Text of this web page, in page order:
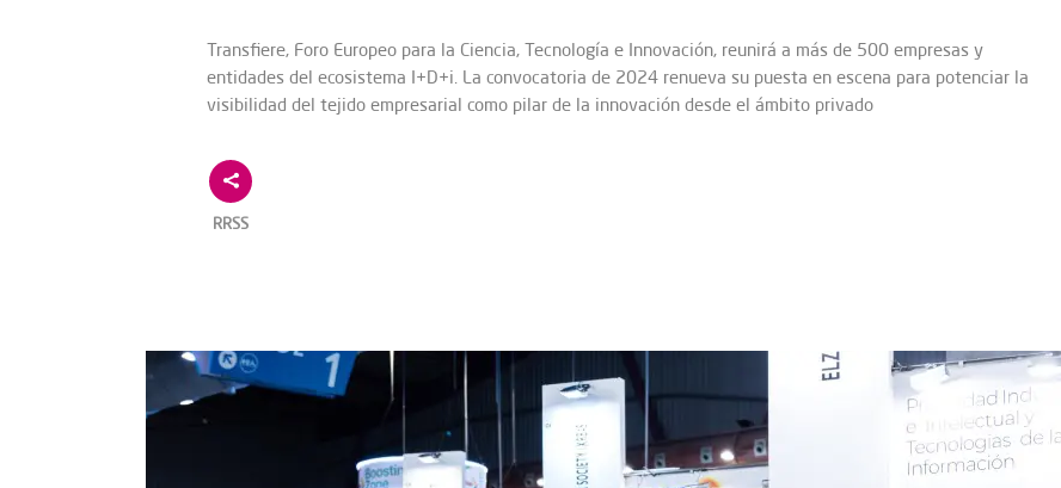
Transfiere, Foro Europeo para la Ciencia, Tecnología e Innovación, reunirá a más de 500 empresas y
entidades del ecosistema I+D+i. La convocatoria de 2024 renueva su puesta en escena para potenciar la
visibilidad del tejido empresarial como pilar de la innovación desde el ámbito privado
RRSS